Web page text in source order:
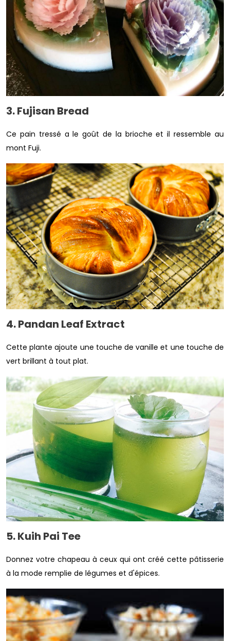
3. Fujisan Bread
Ce pain tressé a le goût de la brioche et il ressemble au
mont Fuji.
4. Pandan Leaf Extract
Cette plante ajoute une touche de vanille et une touche de
vert brillant à tout plat.
5. Kuih Pai Tee
Donnez votre chapeau à ceux qui ont créé cette pâtisserie
à la mode remplie de légumes et d'épices.